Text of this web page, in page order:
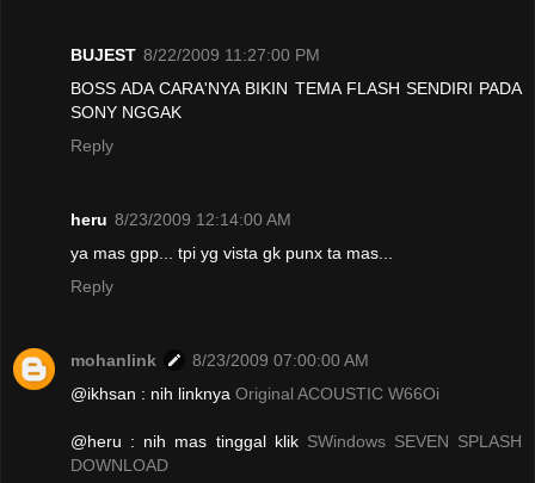
BUJEST 8/22/2009 11:27:00 PM
BOSS ADA CARA'NYA BIKIN TEMA FLASH SENDIRI PADA
SONY NGGAK
Reply
heru 8/23/2009 12:14:00 AM
ya mas gpp... tpi yg vista gk punx ta mas...
Reply
mohanlink
8/23/2009 07:00:00 AM
@ikhsan : nih linknya Original ACOUSTIC W66Oi
@heru : nih mas tinggal klik SWindows SEVEN SPLASH
DOWNLOAD